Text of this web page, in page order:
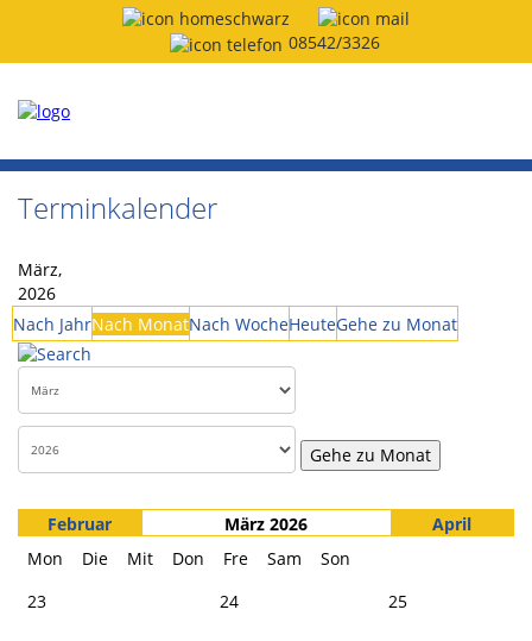
08542/3326
Terminkalender
März,
2026
Nach JahrNach MonatNach WocheHeuteGehe zu Monat
Gehe zu Monat
Februar März 2026
April
Mon
Die Mit Don Fre Sam
Son
23
24 25